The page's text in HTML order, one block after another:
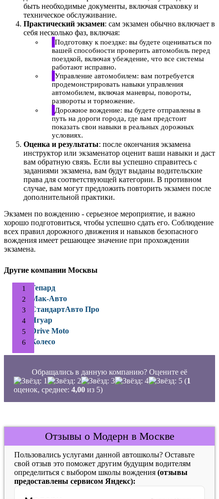
быть необходимые документы, включая страховку и
техническое обслуживание.
Практический экзамен: сам экзамен обычно включает в
себя несколько фаз, включая:
Подготовку к поездке: вы будете оцениваться по
вашей способности проверить автомобиль перед
поездкой, включая убеждение, что все системы
работают исправно.
Управление автомобилем: вам потребуется
продемонстрировать навыки управления
автомобилем, включая маневры, повороты,
развороты и торможение.
Дорожное вождение: вы будете отправлены в
путь на дороги города, где вам предстоит
показать свои навыки в реальных дорожных
условиях.
Оценка и результаты: после окончания экзамена
инструктор или экзаменатор оценит ваши навыки и даст
вам обратную связь. Если вы успешно справитесь с
заданиями экзамена, вам будут выданы водительские
права для соответствующей категории. В противном
случае, вам могут предложить повторить экзамен после
дополнительной практики.
Экзамен по вождению - серьезное мероприятие, и важно
хорошо подготовиться, чтобы успешно сдать его. Соблюдение
всех правил дорожного движения и навыков безопасного
вождения имеет решающее значение при прохождении
экзамена.
Другие компании Москвы
Гепард
Мак-Авто
СтандартАвто Про
Ягуар
Drive Moto
Колесо
Обращались в данную компанию? Оцените её
(1
оценок, среднее: 4,00 из 5)
Отзывы о Модерн в Москве
Пользовались услугами данной автошколы? Оставьте
свой отзыв это поможет другим будущим водителям
определиться с выбором школы вождения (отзывы
предоставлены сервисом Яндекс):